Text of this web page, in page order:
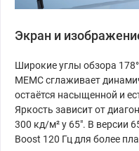
Экран и
Широкие углы обзора
MEMC сглаживает
остаётся насыщенной и
Яркость зависит от
300 кд/м² у 65″. В версии
Boost 120 Гц для более